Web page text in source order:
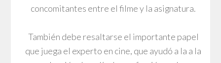
concomitantes entre el filme y la asignatura.
También debe resaltarse el importante papel
que juega el experto en cine, que ayudó a la a la